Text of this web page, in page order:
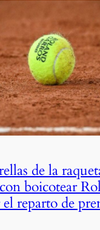
de la
boicotear
reparto de